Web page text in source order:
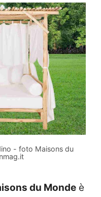
- foto Maisons du
du Monde è